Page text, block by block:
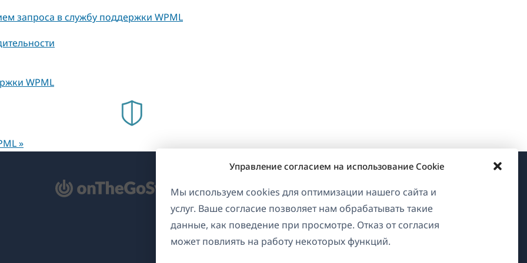
Управление согласием на использование Cookie
Мы используем cookies для оптимизации нашего сайта и
услуг. Ваше согласие позволяет нам обрабатывать такие
данные, как поведение при просмотре. Отказ от согласия
может повлиять на работу некоторых функций.
запроса в службу поддержки WPML
WPML
»
О WPML
GDPR и политика
конфиденциальности
Присоединяйтесь к нашей